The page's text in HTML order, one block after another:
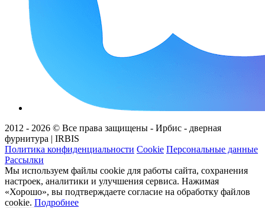
2012 - 2026 © Все права защищены - Ирбис - дверная
фурнитура | IRBIS
Политика конфиденциальности Cookie Персональные данные
Рассылки
Мы используем файлы cookie для работы сайта, сохранения
настроек, аналитики и улучшения сервиса. Нажимая
«Хорошо», вы подтверждаете согласие на обработку файлов
cookie. Подробнее